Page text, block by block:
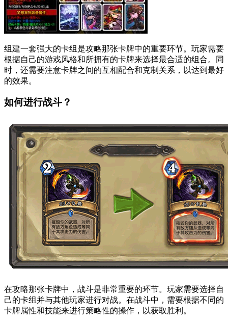
组建一套强大的卡组是攻略那张卡牌中的重要环节。玩家需要
根据自己的游戏风格和所拥有的卡牌来选择最合适的组合。同
时，还需要注意卡牌之间的互相配合和克制关系，以达到最好
的效果。
如何进行战斗？
在攻略那张卡牌中，战斗是非常重要的环节。玩家需要选择自
己的卡组并与其他玩家进行对战。在战斗中，需要根据不同的
卡牌属性和技能来进行策略性的操作，以获取胜利。